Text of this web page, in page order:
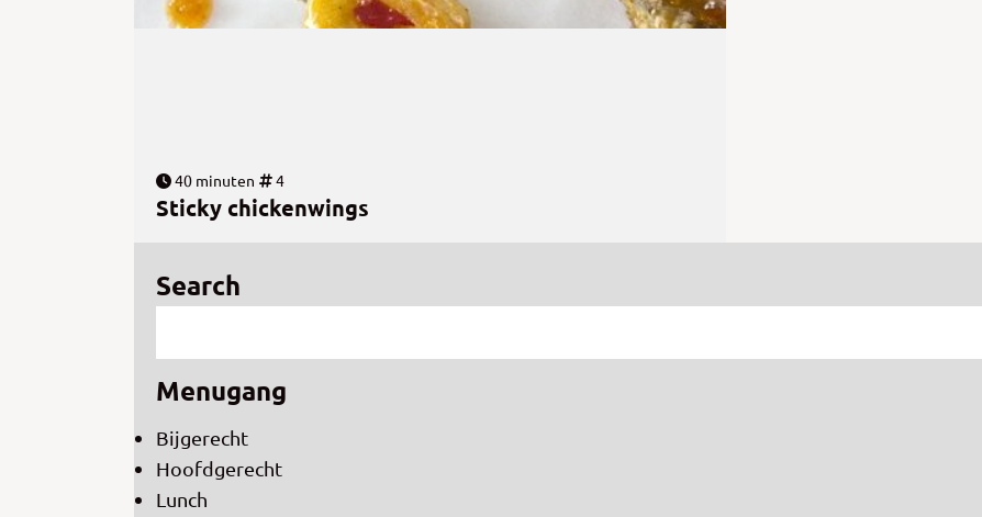
40 minuten 4
Sticky chickenwings
Search
Menugang
Bijgerecht
Hoofdgerecht
Lunch